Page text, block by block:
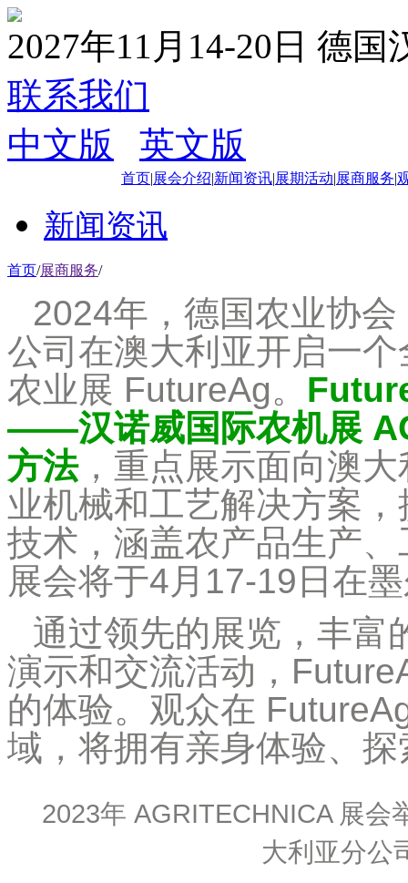
2027年11月14-20日 德国
联系我们
中文版
英文版
首页|展会介绍|新闻资讯|展期活动|展商服务|
新闻资讯
首页/展商服务/
2024年，德国农业协
公司在澳大利亚开启一
农业展 FutureAg。
——汉诺威国际农机展
方法，重点展示面向澳
业机械和工艺解决方案
技术，涵盖农产品生产
展会将于4月17-19日在
通过领先的展览，丰富
演示和交流活动，
的体验。观众在
域，将拥有亲身体验、
2023年 AGRITECHNICA 展会
大利亚分公